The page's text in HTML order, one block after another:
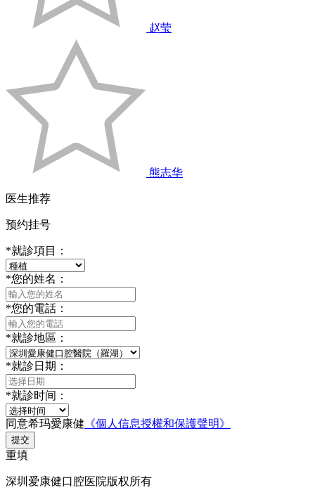
赵莹
熊志华
医生推荐
预约挂号
*就診項目：
*您的姓名：
*您的電話：
*就診地區：
*就診日期：
*就診时间：
同意希玛愛康健 《個人信息授權和保護聲明》
提交
重填
深圳爱康健口腔医院版权所有